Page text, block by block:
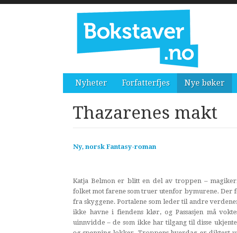
Nyheter Forfatterfjes Nye bøker
Thazarenes makt
Ny, norsk Fantasy-roman
Katja Belmon er blitt en del av troppen –
folket mot farene som truer utenfor bymurene. Der
fra skyggene. Portalene som leder til andre
ikke havne i fiendens klør, og Passasjen må
uinnvidde – de som ikke har tilgang til disse